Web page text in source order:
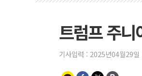
트럼프 주
기사입력 : 2025년04월29일